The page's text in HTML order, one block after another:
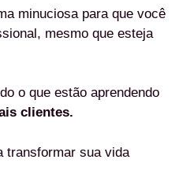
minuciosa para que você
mesmo que esteja
o que estão aprendendo
clientes.
transformar sua vida